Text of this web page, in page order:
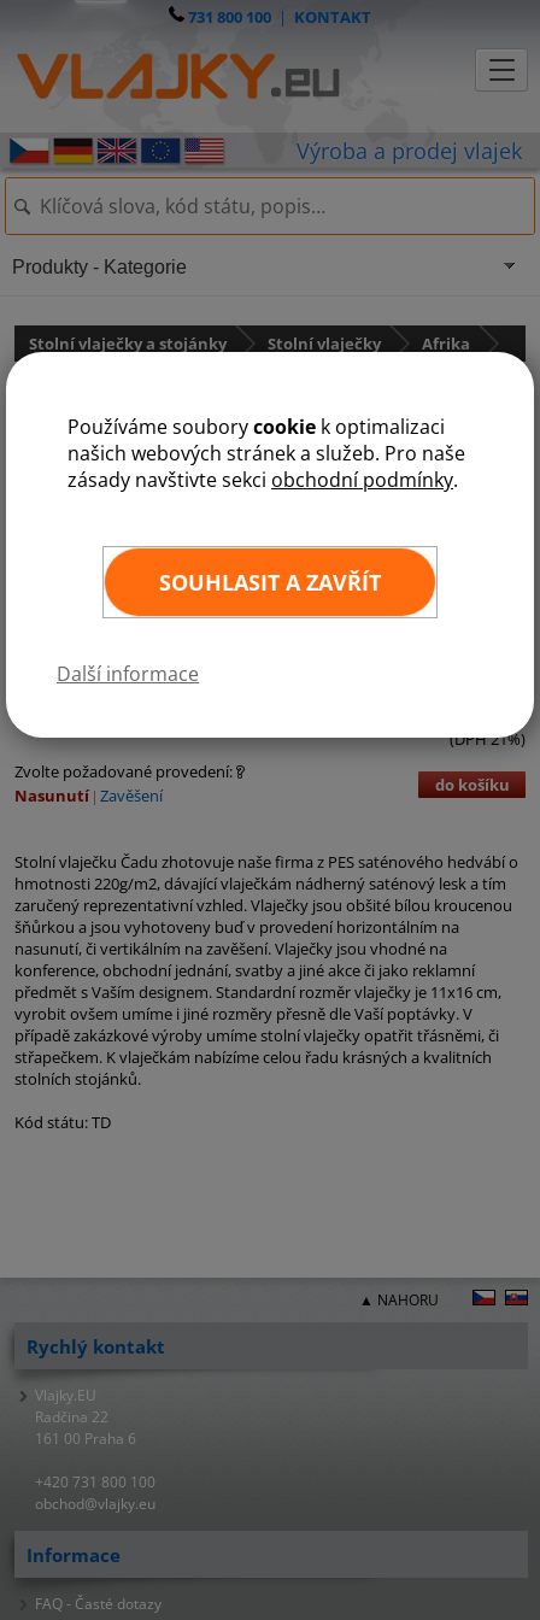
Používáme souborycookie k optimalizaci
našich webových stránek a služeb. Pro naše
zásady navštivte sekci obchodní podmínky.
SOUHLASIT A ZAVŘÍT
Další informace
731 800 100 | KONTAKT
Stolní vlaječky a stojánky Stolní vlaječky Afrika
(DPH 21%)
Zvolte požadované provedení:
Nasunutí Zavěšení do košíku
Stolní vlaječku Čadu zhotovuje naše firma z PES saténového hedvábí o
hmotnosti 220g/m2, dávající vlaječkám nádherný saténový lesk a tím
zaručený reprezentativní vzhled. Vlaječky jsou obšité bílou kroucenou
šňůrkou a jsou vyhotoveny buď v provedení horizontálním na
nasunutí, či vertikálním na zavěšení. Vlaječky jsou vhodné na
konference, obchodní jednání, svatby a jiné akce či jako reklamní
předmět s Vaším designem. Standardní rozměr vlaječky je 11x16 cm,
vyrobit ovšem umíme i jiné rozměry přesně dle Vaší poptávky. V
případě zakázkové výroby umíme stolní vlaječky opatřit třásněmi, či
střapečkem. K vlaječkám nabízíme celou řadu krásných a kvalitních
stolních stojánků.
Kód státu: TD
Produkty - Kategorie
▲ NAHORU
Rychlý kontakt
Vlajky.EU
Radčina 22
161 00 Praha 6
+420 731 800 100
obchod@vlajky.eu
Informace
FAQ - Časté dotazy